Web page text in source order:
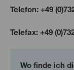
Telefon: +49
Telefax: +49
Wo finde ich